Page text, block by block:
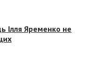
Ілля Яременко не